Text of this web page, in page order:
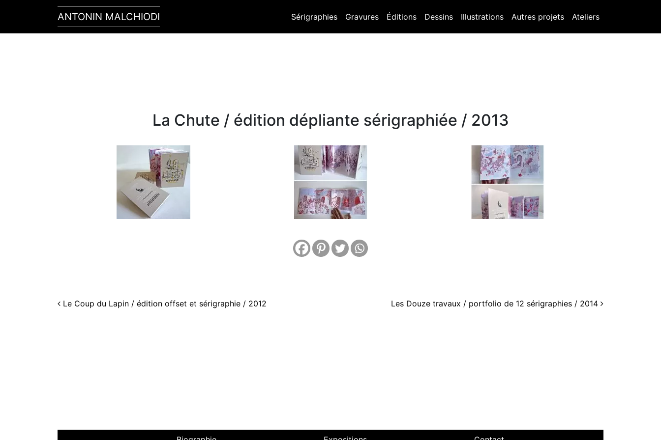
Main Navigation
ANTONIN MALCHIODI Sérigraphies Gravures Éditions Dessins Illustrations Autres projets Ateliers
La Chute / édition dépliante sérigraphiée / 2013
Navigation
Le Coup du Lapin / édition offset et sérigraphie / 2012 Les Douze travaux / portfolio de 12 sérigraphies / 2014